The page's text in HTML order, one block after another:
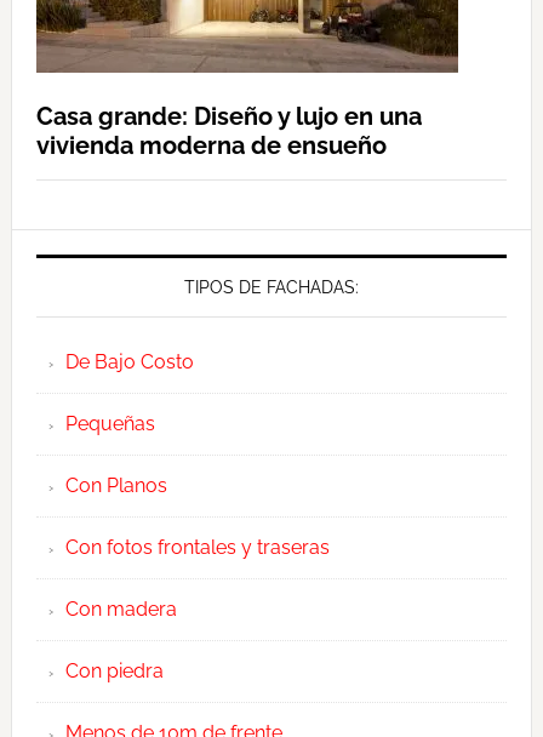
Casa grande: Diseño y lujo en una
vivienda moderna de ensueño
TIPOS DE FACHADAS:
De Bajo Costo
Pequeñas
Con Planos
Con fotos frontales y traseras
Con madera
Con piedra